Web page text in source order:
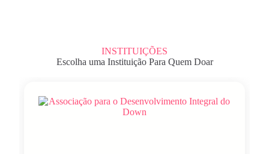
INSTITUIÇÕES
Escolha uma Instituição Para Quem Doar